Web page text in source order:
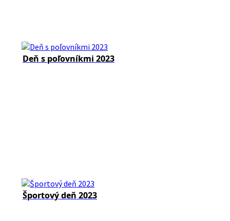
Deň s poľovníkmi 2023
Športový deň 2023